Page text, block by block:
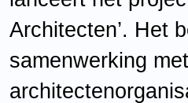
Architecten’. Het
samenwerking